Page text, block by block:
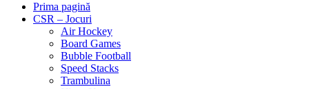
Prima pagină
CSR – Jocuri
Air Hockey
Board Games
Bubble Football
Speed Stacks
Trambulina